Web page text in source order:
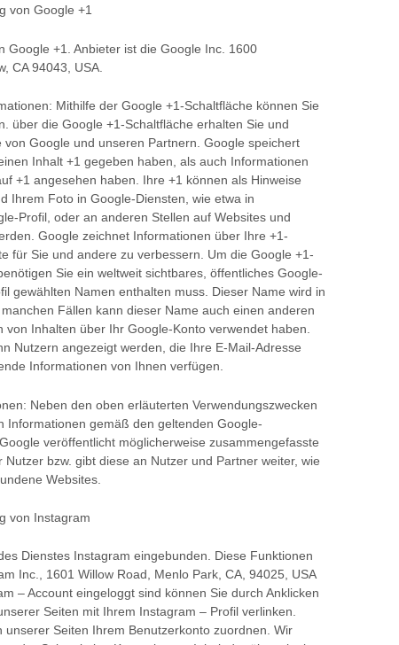
von Google +1
Google +1. Anbieter ist die Google Inc. 1600
CA 94043, USA.
Mithilfe der Google +1-Schaltfläche können Sie
über die Google +1-Schaltfläche erhalten Sie und
Google und unseren Partnern. Google speichert
Inhalt +1 gegeben haben, als auch Informationen
+1 angesehen haben. Ihre +1 können als Hinweise
Ihrem Foto in Google-Diensten, wie etwa in
Profil, oder an anderen Stellen auf Websites und
Google zeichnet Informationen über Ihre +1-
für Sie und andere zu verbessern. Um die Google +1-
Sie ein weltweit sichtbares, öffentliches Google-
gewählten Namen enthalten muss. Dieser Name wird in
Fällen kann dieser Name auch einen anderen
Inhalten über Ihr Google-Konto verwendet haben.
Nutzern angezeigt werden, die Ihre E-Mail-Adresse
Informationen von Ihnen verfügen.
Neben den oben erläuterten Verwendungszwecken
Informationen gemäß den geltenden Google-
veröffentlicht möglicherweise zusammengefasste
bzw. gibt diese an Nutzer und Partner weiter, wie
Websites.
von Instagram
Dienstes Instagram eingebunden. Diese Funktionen
Inc., 1601 Willow Road, Menlo Park, CA, 94025, USA
– Account eingeloggt sind können Sie durch Anklicken
Seiten mit Ihrem Instagram – Profil verlinken.
Seiten Ihrem Benutzerkonto zuordnen. Wir